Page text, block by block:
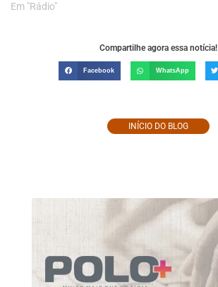
Em "Rádio"
Compartilhe agora essa notícia!
Facebook WhatsApp
INÍCIO DO BLOG